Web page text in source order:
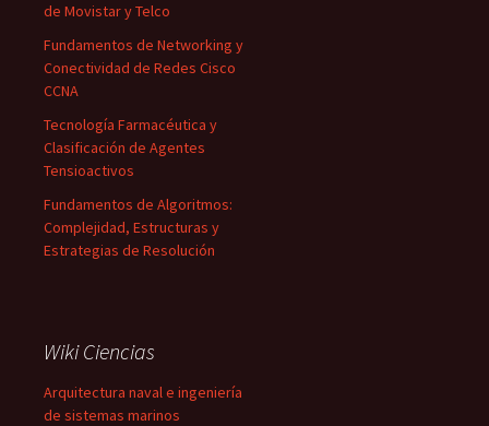
de Movistar y Telco
Fundamentos de Networking y
Conectividad de Redes Cisco
CCNA
Tecnología Farmacéutica y
Clasificación de Agentes
Tensioactivos
Fundamentos de Algoritmos:
Complejidad, Estructuras y
Estrategias de Resolución
Wiki Ciencias
Arquitectura naval e ingeniería
de sistemas marinos